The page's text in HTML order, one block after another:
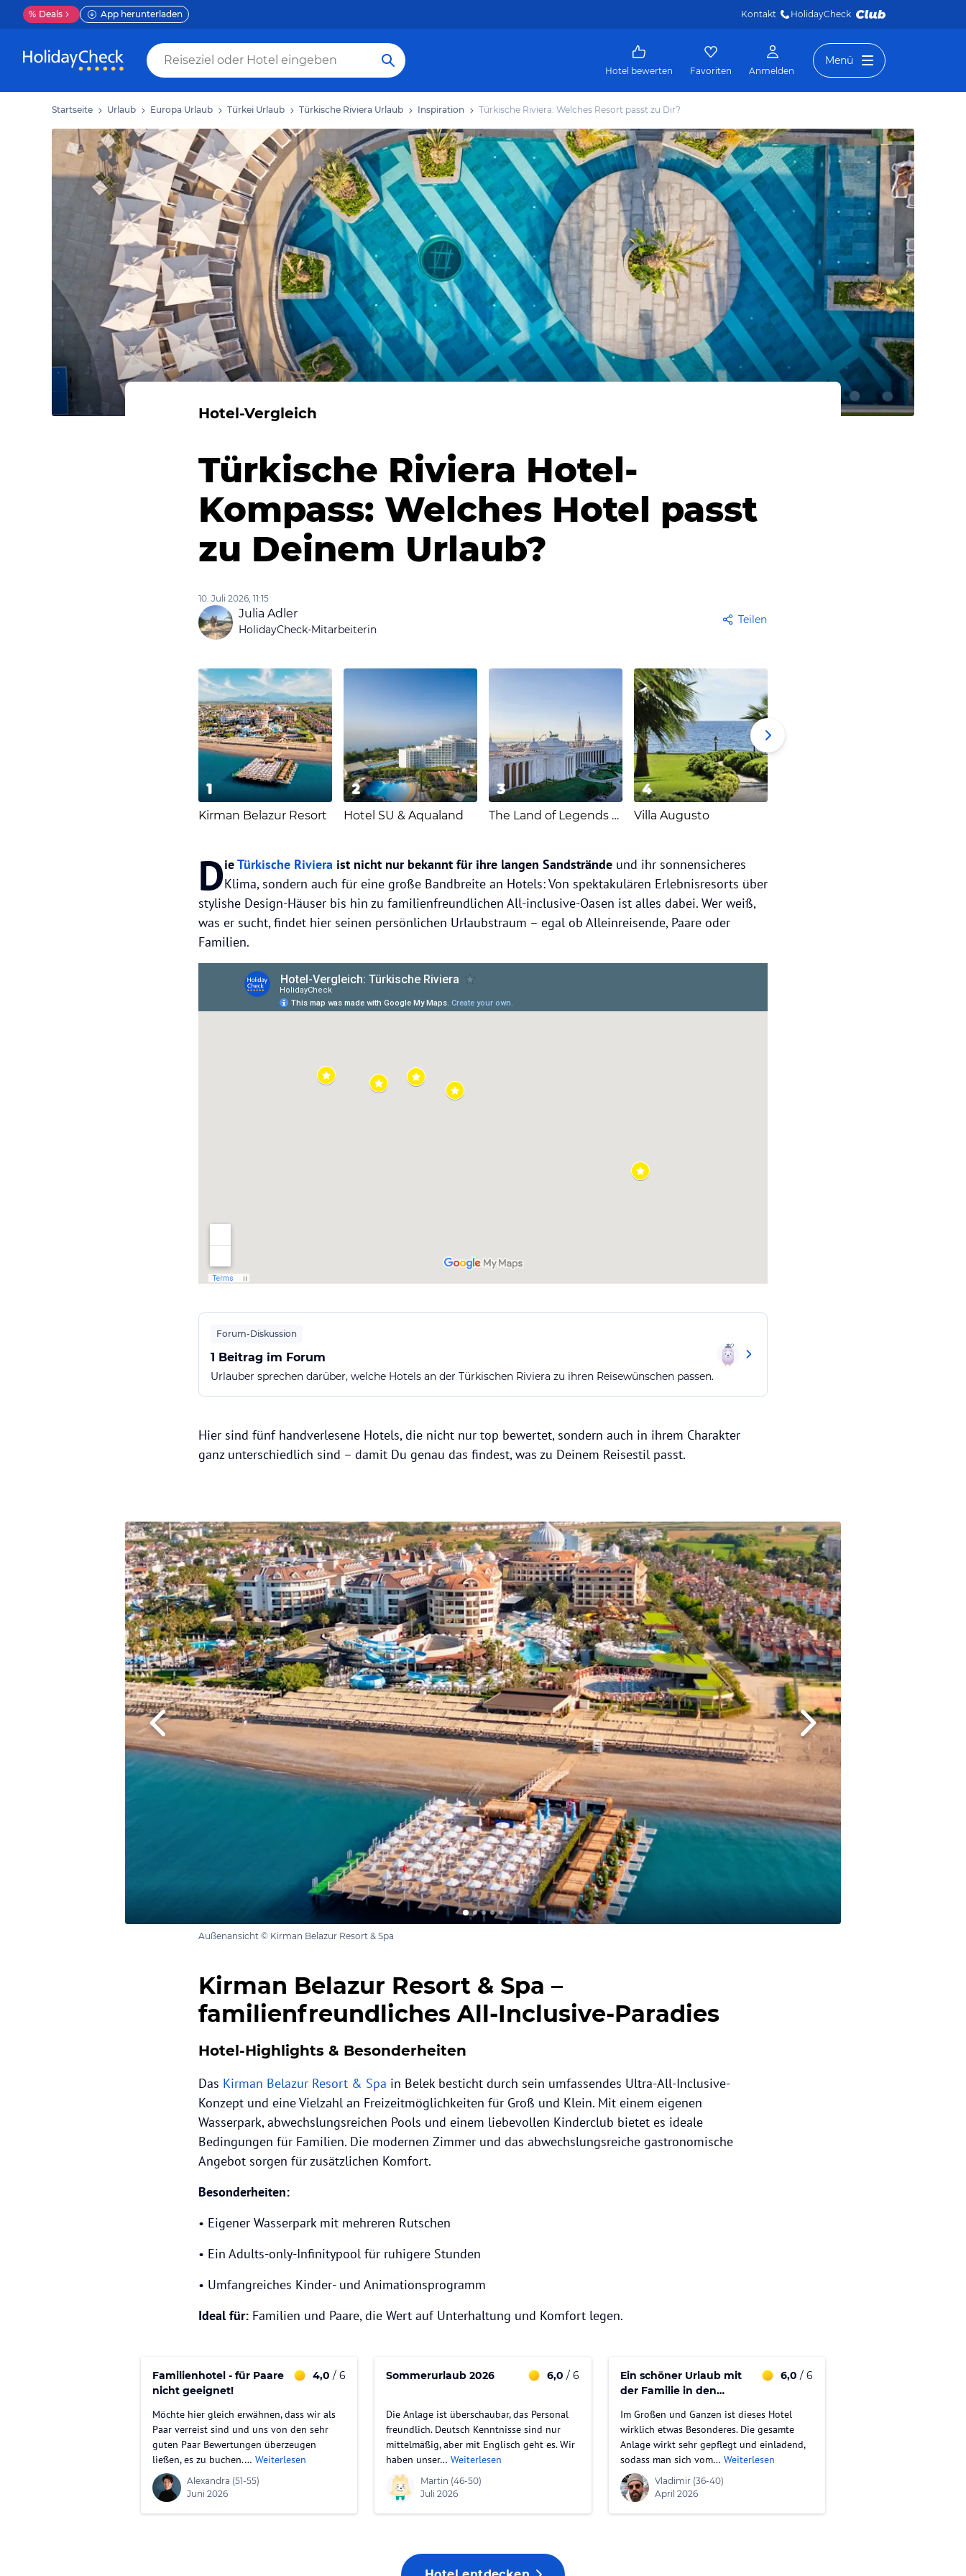
% Deals App herunterladen Kontakt HolidayCheck
Hotel bewerten Favoriten Anmelden
Menü
Startseite Urlaub Europa Urlaub Türkei Urlaub Türkische Riviera Urlaub Inspiration Türkische Riviera: Welches Resort passt zu Dir?
Hotel-Vergleich
Türkische Riviera Hotel-
Kompass: Welches Hotel passt
zu Deinem Urlaub?
10. Juli 2026, 11:15
Julia Adler
HolidayCheck-Mitarbeiterin
Teilen
1
Kirman Belazur Resort
2
Hotel SU & Aqualand
3
The Land of Legends Kingdom Hotel
4
Villa Augusto
DieTürkische Riviera ist nicht nur bekannt für ihre langen Sandstrände und ihr sonnensicheres
Klima, sondern auch für eine große Bandbreite an Hotels: Von spektakulären Erlebnisresorts über
stylishe Design-Häuser bis hin zu familienfreundlichen All-inclusive-Oasen ist alles dabei. Wer weiß,
was er sucht, findet hier seinen persönlichen Urlaubstraum – egal ob Alleinreisende, Paare oder
Familien.
Forum-Diskussion
1 Beitrag im Forum
Urlauber sprechen darüber, welche Hotels an der Türkischen Riviera zu ihren Reisewünschen passen.
Hier sind fünf handverlesene Hotels, die nicht nur top bewertet, sondern auch in ihrem Charakter
ganz unterschiedlich sind – damit Du genau das findest, was zu Deinem Reisestil passt.
Außenansicht © Kirman Belazur Resort & Spa
Kirman Belazur Resort & Spa –
familienfreundliches All-Inclusive-Paradies
Hotel-Highlights & Besonderheiten
Das Kirman Belazur Resort & Spa in Belek besticht durch sein umfassendes Ultra-All-Inclusive-
Konzept und eine Vielzahl an Freizeitmöglichkeiten für Groß und Klein. Mit einem eigenen
Wasserpark, abwechslungsreichen Pools und einem liebevollen Kinderclub bietet es ideale
Bedingungen für Familien. Die modernen Zimmer und das abwechslungsreiche gastronomische
Angebot sorgen für zusätzlichen Komfort.
Besonderheiten:
• Eigener Wasserpark mit mehreren Rutschen
• Ein Adults-only-Infinitypool für ruhigere Stunden
• Umfangreiches Kinder- und Animationsprogramm
Ideal für: Familien und Paare, die Wert auf Unterhaltung und Komfort legen.
Familienhotel - für Paare
nicht geeignet!
4,0 / 6
Möchte hier gleich erwähnen, dass wir als
Paar verreist sind und uns von den sehr
guten Paar Bewertungen überzeugen
ließen, es zu buchen.… Weiterlesen
Alexandra (51-55)
Juni 2026
Sommerurlaub 2026 6,0 / 6
Die Anlage ist überschaubar, das Personal
freundlich. Deutsch Kenntnisse sind nur
mittelmäßig, aber mit Englisch geht es. Wir
haben unser… Weiterlesen
Martin (46-50)
Juli 2026
Ein schöner Urlaub mit
der Familie in den
6,0 / 6
Im Großen und Ganzen ist dieses Hotel
wirklich etwas Besonderes. Die gesamte
Anlage wirkt sehr gepflegt und einladend,
sodass man sich vom… Weiterlesen
Vladimir (36-40)
April 2026